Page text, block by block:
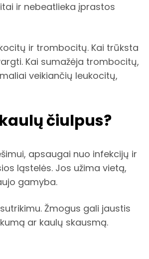
ir nebeatlieka įprastos
ir trombocitų. Kai trūksta
Kai sumažėja trombocitų,
veikiančių leukocitų,
čiulpus?
apsaugai nuo infekcijų ir
ląstelės. Jos užima vietą,
gamyba.
Žmogus gali jaustis
ar kaulų skausmą.